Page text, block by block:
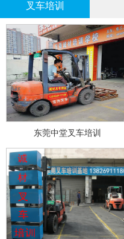
叉车培训
东莞中堂叉车培训